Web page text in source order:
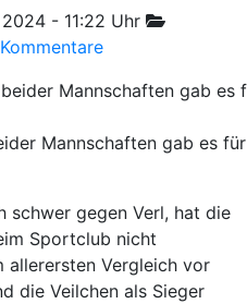
- 11:22 Uhr Kategorien
Mannschaften gab es
schwer gegen Verl, hat die
Sportclub nicht
allerersten Vergleich vor
die Veilchen als Sieger